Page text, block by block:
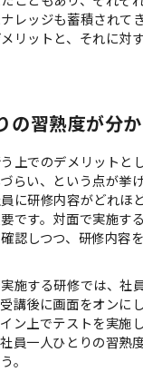
レッジも蓄積されて
リットと、それに対
の習熟度が分
上でのデメリットと
らい、という点が挙
に研修内容がどれほ
です。対面で実施す
認しつつ、研修内容
施する研修では、社
講後に画面をオンに
ン上でテストを実施
員一人ひとりの習熟
。